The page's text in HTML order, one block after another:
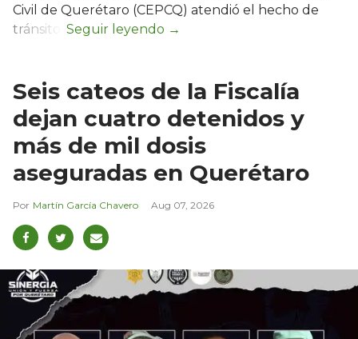
Civil de Querétaro (CEPCQ) atendió el hecho de
tránsito.
Seis cateos de la Fiscalía
dejan cuatro detenidos y
más de mil dosis
aseguradas en Querétaro
Martín García Chavero Aug 07, 2026